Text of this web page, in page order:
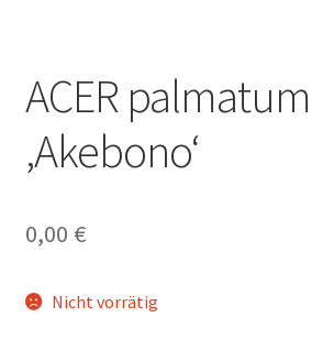
ACER palmatum
‚Akebono‘
0,00 €
Nicht vorrätig